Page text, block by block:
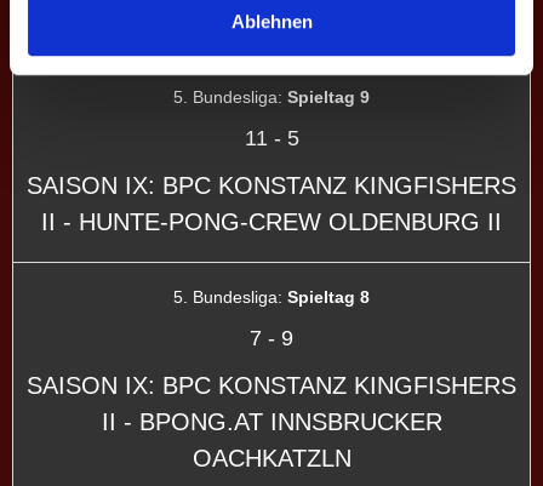
Ablehnen
II - BPV ASBACH
5. Bundesliga: Spieltag 9
11 - 5
SAISON IX: BPC KONSTANZ KINGFISHERS
II - HUNTE-PONG-CREW OLDENBURG II
5. Bundesliga: Spieltag 8
7 - 9
SAISON IX: BPC KONSTANZ KINGFISHERS
II - BPONG.AT INNSBRUCKER
OACHKATZLN